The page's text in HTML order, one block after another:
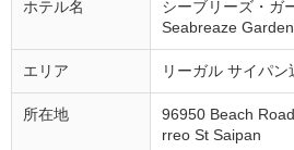
ホテル名
シーブリーズ・ガ
Seabreaze Garden
エリア リーガル サイパン
所在地
96950 Beach
rreo St Saipan